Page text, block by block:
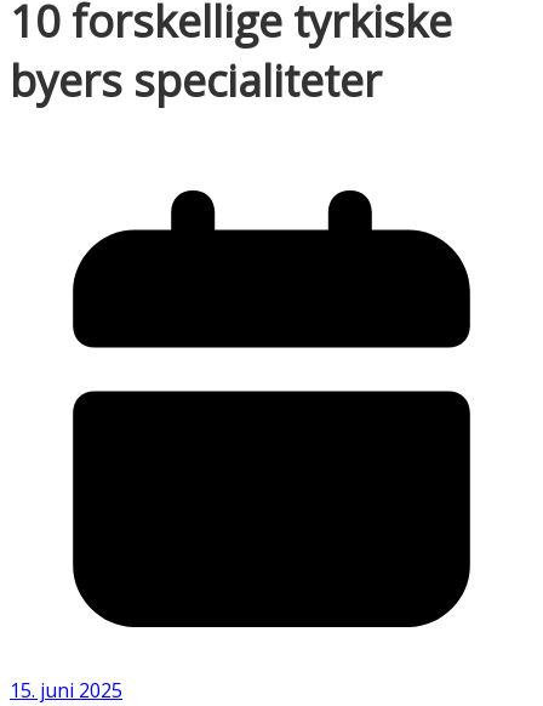
10 forskellige tyrkiske
byers specialiteter
15. juni 2025